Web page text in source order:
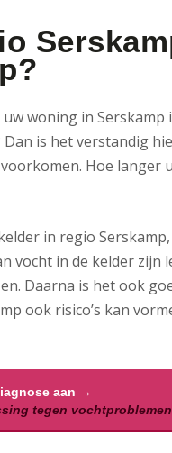
woning in
is het verstandig
Hoe langer
in regio
vocht in de kelder
Daarna is het ook
ook risico’s kan
aan →
tegen